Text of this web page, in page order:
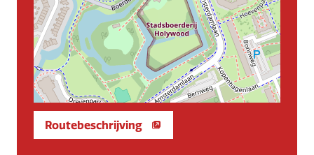
Routebeschrijving